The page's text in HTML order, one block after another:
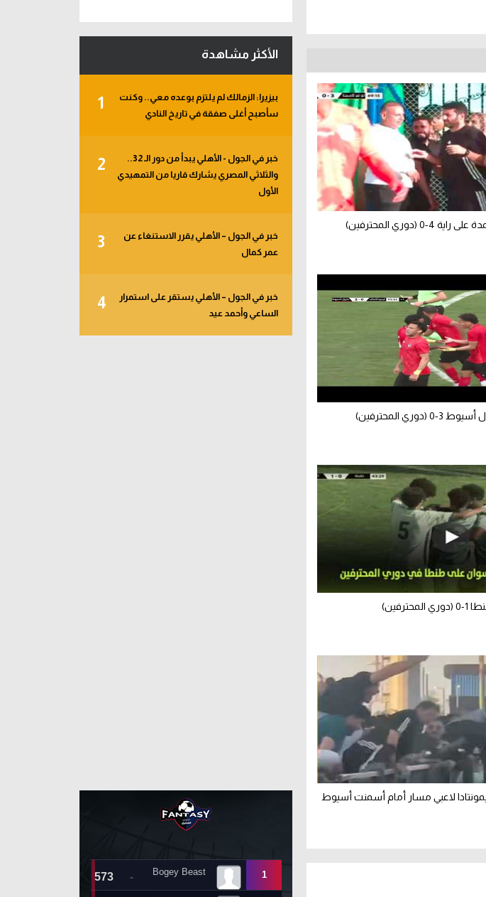
(دوري المحترفين)
المحترفين)
لاعبي مسار أمام أسمنت أسيوط
الأكثر مشاهدة
1
بيزيرا: الزمالك لم يلتزم بوعده معي.. وكنت
سأصبح أغلى صفقة في تاريخ النادي
2
خبر في الجول - الأهلي يبدأ من دور الـ 32..
والثلاثي المصري يشارك قاريا من التمهيدي
الأول
3
خبر في الجول – الأهلي يقرر الاستنغاء عن
عمر كمال
4
خبر في الجول – الأهلي يستقر على استمرار
الساعي وأحمد عيد